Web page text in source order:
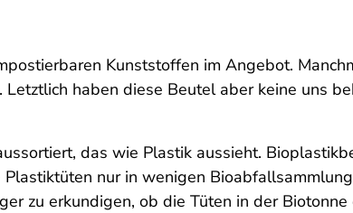
Kunststoffen im Angebot.
haben diese Beutel aber keine uns
das wie Plastik aussieht.
nur in wenigen
zu erkundigen, ob die Tüten in der